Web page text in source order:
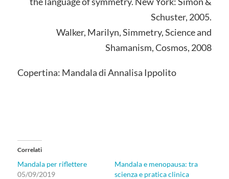
Schuster, 2005.
Walker, Marilyn, Simmetry, Science and
Shamanism, Cosmos, 2008
Copertina: Mandala di Annalisa Ippolito
Correlati
Mandala per riflettere
05/09/2019
Mandala e menopausa: tra
scienza e pratica clinica